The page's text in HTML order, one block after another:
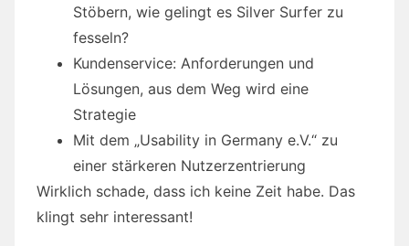
Stöbern, wie gelingt es Silver Surfer zu
fesseln?
Kundenservice: Anforderungen und
Lösungen, aus dem Weg wird eine
Strategie
Mit dem „Usability in Germany e.V.“ zu
einer stärkeren Nutzerzentrierung
Wirklich schade, dass ich keine Zeit habe. Das
klingt sehr interessant!